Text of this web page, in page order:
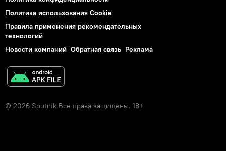
Политика использования Cookie
Правила применения рекомендательных
технологий
Новости компаний Обратная связь Реклама
© 2026 Sputnik Все права защищены. 18+